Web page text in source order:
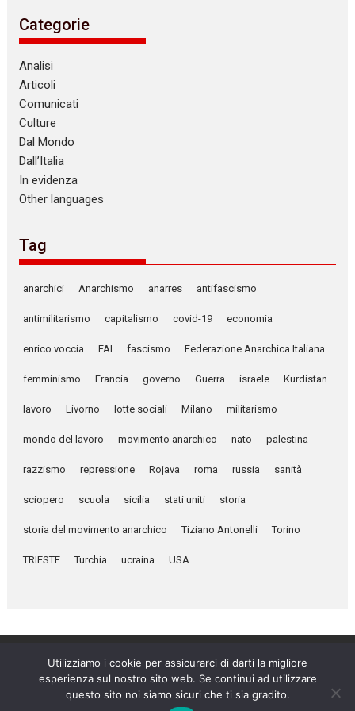
Categorie
Analisi
Articoli
Comunicati
Culture
Dal Mondo
Dall’Italia
In evidenza
Other languages
Tag
anarchici Anarchismo anarres antifascismo
antimilitarismo capitalismo covid-19 economia
enrico voccia FAI fascismo Federazione Anarchica Italiana
femminismo Francia governo Guerra israele Kurdistan
lavoro Livorno lotte sociali Milano militarismo
mondo del lavoro movimento anarchico nato palestina
razzismo repressione Rojava roma russia sanità
sciopero scuola sicilia stati uniti storia
storia del movimento anarchico Tiziano Antonelli Torino
TRIESTE Turchia ucraina USA
Umanità Nova © 2026
Utilizziamo i cookie per assicurarci di darti la migliore
esperienza sul nostro sito web. Se continui ad utilizzare
questo sito noi siamo sicuri che ti sia gradito.